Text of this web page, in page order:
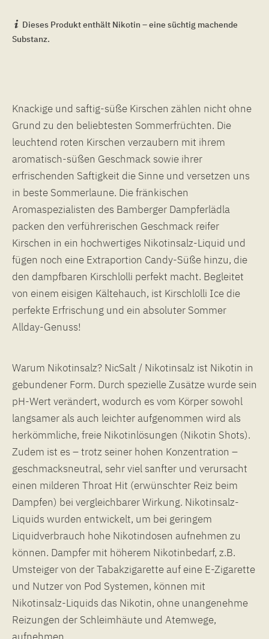
Dieses Produkt enthält Nikotin – eine süchtig machende
Substanz.
Knackige und saftig-süße Kirschen zählen nicht ohne
Grund zu den beliebtesten Sommerfrüchten. Die
leuchtend roten Kirschen verzaubern mit ihrem
aromatisch-süßen Geschmack sowie ihrer
erfrischenden Saftigkeit die Sinne und versetzen uns
in beste Sommerlaune. Die fränkischen
Aromaspezialisten des Bamberger Dampferlädla
packen den verführerischen Geschmack reifer
Kirschen in ein hochwertiges Nikotinsalz-Liquid und
fügen noch eine Extraportion Candy-Süße hinzu, die
den dampfbaren Kirschlolli perfekt macht. Begleitet
von einem eisigen Kältehauch, ist Kirschlolli Ice die
perfekte Erfrischung und ein absoluter Sommer
Allday-Genuss!
Warum Nikotinsalz? NicSalt / Nikotinsalz ist Nikotin in
gebundener Form. Durch spezielle Zusätze wurde sein
pH-Wert verändert, wodurch es vom Körper sowohl
langsamer als auch leichter aufgenommen wird als
herkömmliche, freie Nikotinlösungen (Nikotin Shots).
Zudem ist es – trotz seiner hohen Konzentration –
geschmacksneutral, sehr viel sanfter und verursacht
einen milderen Throat Hit (erwünschter Reiz beim
Dampfen) bei vergleichbarer Wirkung. Nikotinsalz-
Liquids wurden entwickelt, um bei geringem
Liquidverbrauch hohe Nikotindosen aufnehmen zu
können. Dampfer mit höherem Nikotinbedarf, z.B.
Umsteiger von der Tabakzigarette auf eine E-Zigarette
und Nutzer von Pod Systemen, können mit
Nikotinsalz-Liquids das Nikotin, ohne unangenehme
Reizungen der Schleimhäute und Atemwege,